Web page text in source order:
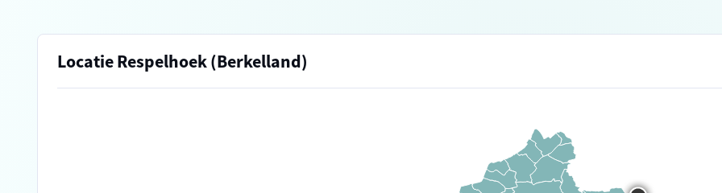
Locatie Respelhoek (Berkelland)